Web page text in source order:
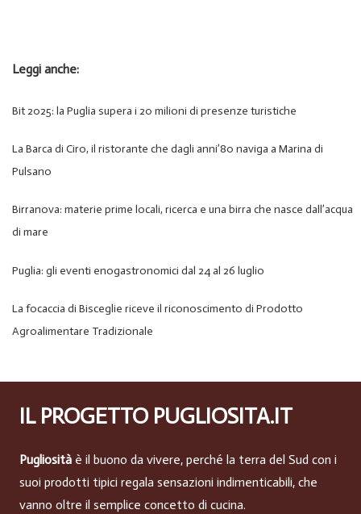
Leggi anche:
Bit 2025: la Puglia supera i 20 milioni di presenze turistiche
La Barca di Ciro, il ristorante che dagli anni’80 naviga a Marina di
Pulsano
Birranova: materie prime locali, ricerca e una birra che nasce dall’acqua
di mare
Puglia: gli eventi enogastronomici dal 24 al 26 luglio
La focaccia di Bisceglie riceve il riconoscimento di Prodotto
Agroalimentare Tradizionale
IL PROGETTO PUGLIOSITA.IT
Pugliosità è il buono da vivere, perché la terra del Sud con i
suoi prodotti tipici regala sensazioni indimenticabili, che
vanno oltre il semplice concetto di cucina.